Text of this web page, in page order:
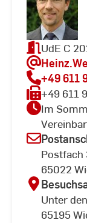
UdE C
+49 611
+49 611
Im
Postfach
65022
Unter
65195